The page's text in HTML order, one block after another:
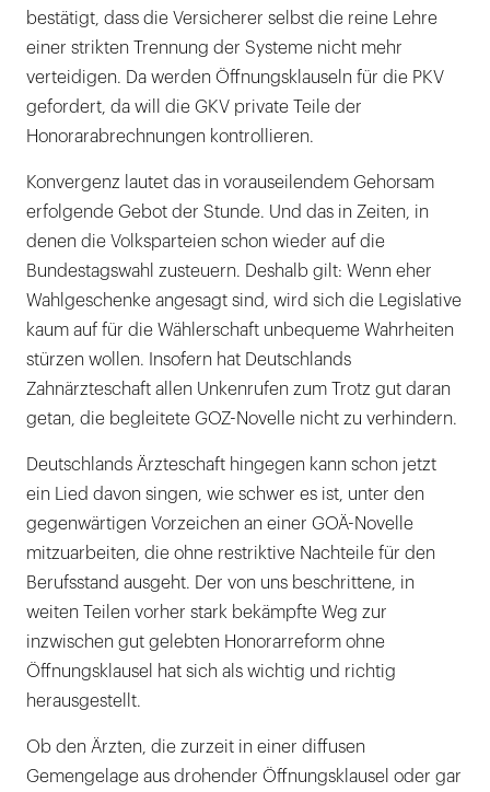
bestätigt, dass die Versicherer selbst die reine Lehre
einer strikten Trennung der Systeme nicht mehr
verteidigen. Da werden Öffnungsklauseln für die PKV
gefordert, da will die GKV private Teile der
Honorarabrechnungen kontrollieren.
Konvergenz lautet das in vorauseilendem Gehorsam
erfolgende Gebot der Stunde. Und das in Zeiten, in
denen die Volksparteien schon wieder auf die
Bundestagswahl zusteuern. Deshalb gilt: Wenn eher
Wahlgeschenke angesagt sind, wird sich die Legislative
kaum auf für die Wählerschaft unbequeme Wahrheiten
stürzen wollen. Insofern hat Deutschlands
Zahnärzteschaft allen Unkenrufen zum Trotz gut daran
getan, die begleitete GOZ-Novelle nicht zu verhindern.
Deutschlands Ärzteschaft hingegen kann schon jetzt
ein Lied davon singen, wie schwer es ist, unter den
gegenwärtigen Vorzeichen an einer GOÄ-Novelle
mitzuarbeiten, die ohne restriktive Nachteile für den
Berufsstand ausgeht. Der von uns beschrittene, in
weiten Teilen vorher stark bekämpfte Weg zur
inzwischen gut gelebten Honorarreform ohne
Öffnungsklausel hat sich als wichtig und richtig
herausgestellt.
Ob den Ärzten, die zurzeit in einer diffusen
Gemengelage aus drohender Öffnungsklausel oder gar